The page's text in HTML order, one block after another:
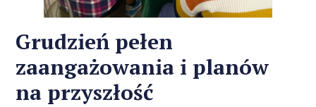
Grudzień pełen
zaangażowania i planów
na przyszłość